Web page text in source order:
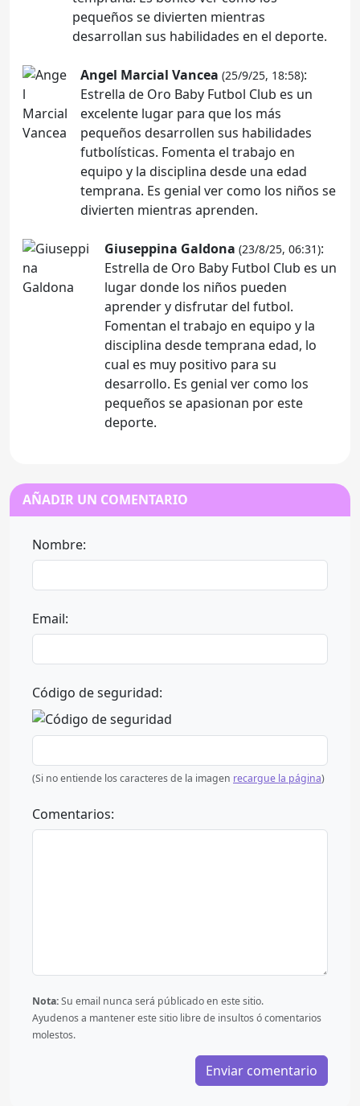
pequeños se divierten mientras
desarrollan sus habilidades en el deporte.
Angel Marcial Vancea (25/9/25, 18:58):
Estrella de Oro Baby Futbol Club es un
excelente lugar para que los más
pequeños desarrollen sus habilidades
futbolísticas. Fomenta el trabajo en
equipo y la disciplina desde una edad
temprana. Es genial ver como los niños se
divierten mientras aprenden.
Giuseppina Galdona (23/8/25, 06:31):
Estrella de Oro Baby Futbol Club es un
lugar donde los niños pueden
aprender y disfrutar del futbol.
Fomentan el trabajo en equipo y la
disciplina desde temprana edad, lo
cual es muy positivo para su
desarrollo. Es genial ver como los
pequeños se apasionan por este
deporte.
AÑADIR UN COMENTARIO
Nombre:
Email:
Código de seguridad:
(Si no entiende los caracteres de la imagen recargue la página)
Comentarios:
Nota:Su email nunca será públicado en este sitio.
Ayudenos a mantener este sitio libre de insultos ó comentarios
molestos.